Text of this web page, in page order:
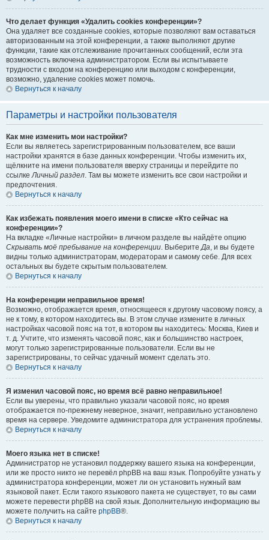
Что делает функция «Удалить cookies конференции»?
Она удаляет все созданные cookies, которые позволяют вам оставаться
авторизованным на этой конференции, а также выполняют другие
функции, такие как отслеживание прочитанных сообщений, если эта
возможность включена администратором. Если вы испытываете
трудности с входом на конференцию или выходом с конференции,
возможно, удаление cookies может помочь.
Вернуться к началу
Параметры и настройки пользователя
Как мне изменить мои настройки?
Если вы являетесь зарегистрированным пользователем, все ваши
настройки хранятся в базе данных конференции. Чтобы изменить их,
щёлкните на имени пользователя вверху страницы и перейдите по
ссылкеЛичный раздел. Там вы можете изменить все свои настройки и
предпочтения.
Вернуться к началу
Как избежать появления моего имени в списке «Кто сейчас на
конференции»?
На вкладке «Личные настройки» в личном разделе вы найдёте опцию
Скрывать моё пребывание на конференции. ВыберитеДа, и вы будете
видны только администраторам, модераторам и самому себе. Для всех
остальных вы будете скрытым пользователем.
Вернуться к началу
На конференции неправильное время!
Возможно, отображается время, относящееся к другому часовому поясу, а
не к тому, в котором находитесь вы. В этом случае измените в личных
настройках часовой пояс на тот, в котором вы находитесь: Москва, Киев и
т. д. Учтите, что изменять часовой пояс, как и большинство настроек,
могут только зарегистрированные пользователи. Если вы не
зарегистрированы, то сейчас удачный момент сделать это.
Вернуться к началу
Я изменил часовой пояс, но время всё равно неправильное!
Если вы уверены, что правильно указали часовой пояс, но время
отображается по-прежнему неверное, значит, неправильно установлено
время на сервере. Уведомите администратора для устранения проблемы.
Вернуться к началу
Моего языка нет в списке!
Администратор не установил поддержку вашего языка на конференции,
или же просто никто не перевёл phpBB на ваш язык. Попробуйте узнать у
администратора конференции, может ли он установить нужный вам
языковой пакет. Если такого языкового пакета не существует, то вы сами
можете перевести phpBB на свой язык. Дополнительную информацию вы
можете получить на сайте phpBB®.
Вернуться к началу